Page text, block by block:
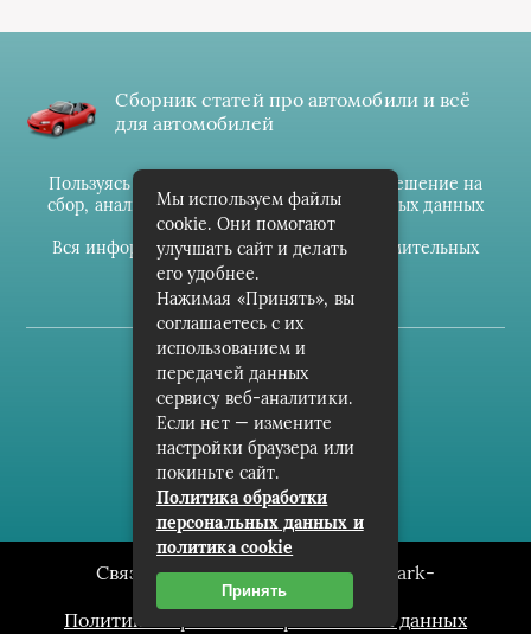
Сборник статей про автомобили и всё
для автомобилей
Пользуясь данным ресурсом вы даёте разрешение на
сбор, анализ и хранение своих персональных данных
согласноПравилам
Вся информация предоставлена в ознакомительных
целях.
(c) cpark-avto.ru
Карта сайта
О проекте
Архив
Связаться с редакцией сайта: cpark-
avto.ru@mailwebsite.ru
Политика обработки персональных данных
Мы используем файлы
cookie. Они помогают
улучшать сайт и делать
его удобнее.
Нажимая «Принять», вы
соглашаетесь с их
использованием и
передачей данных
сервису веб-аналитики.
Если нет — измените
настройки браузера или
покиньте сайт.
Политика обработки
персональных данных и
политика cookie
Принять